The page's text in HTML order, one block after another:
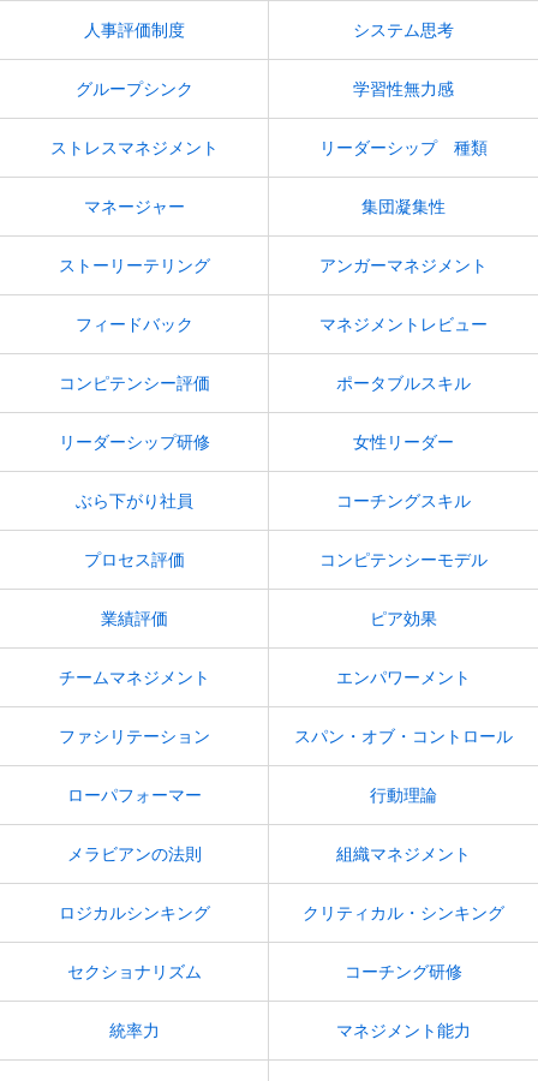
人事評価制度 システム思考
グループシンク 学習性無力感
ストレスマネジメント リーダーシップ 種類
マネージャー 集団凝集性
ストーリーテリング アンガーマネジメント
フィードバック マネジメントレビュー
コンピテンシー評価 ポータブルスキル
リーダーシップ研修 女性リーダー
ぶら下がり社員 コーチングスキル
プロセス評価 コンピテンシーモデル
業績評価 ピア効果
チームマネジメント エンパワーメント
ファシリテーション スパン・オブ・コントロール
ローパフォーマー 行動理論
メラビアンの法則 組織マネジメント
ロジカルシンキング クリティカル・シンキング
セクショナリズム コーチング研修
統率力 マネジメント能力